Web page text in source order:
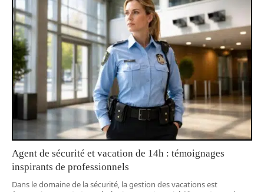
Agent de sécurité et vacation de 14h : témoignages
inspirants de professionnels
Dans le domaine de la sécurité, la gestion des vacations est